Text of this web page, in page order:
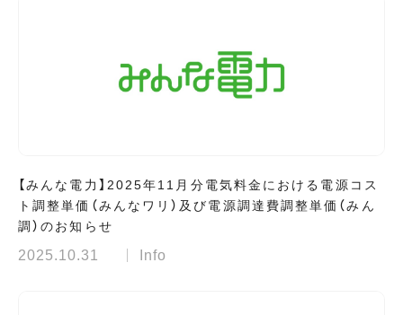
【みんな電力】2025年11月分電気料金における電源コス
ト調整単価（みんなワリ）及び電源調達費調整単価（みん
調）のお知らせ
2025.10.31 Info